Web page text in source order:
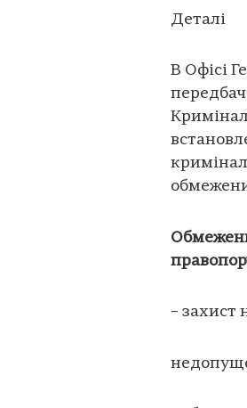
Деталі
В Офісі
– захист